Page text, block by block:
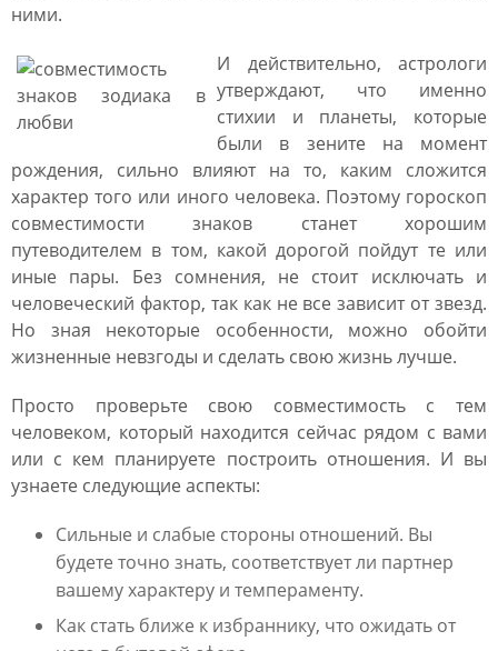
ними.
И действительно, астрологи
утверждают, что именно
стихии и планеты, которые
были в зените на момент
рождения, сильно влияют на то, каким сложится
характер того или иного человека. Поэтому гороскоп
совместимости знаков станет хорошим
путеводителем в том, какой дорогой пойдут те или
иные пары. Без сомнения, не стоит исключать и
человеческий фактор, так как не все зависит от звезд.
Но зная некоторые особенности, можно обойти
жизненные невзгоды и сделать свою жизнь лучше.
Просто проверьте свою совместимость с тем
человеком, который находится сейчас рядом с вами
или с кем планируете построить отношения. И вы
узнаете следующие аспекты:
Сильные и слабые стороны отношений. Вы
будете точно знать, соответствует ли партнер
вашему характеру и темпераменту.
Как стать ближе к избраннику, что ожидать от